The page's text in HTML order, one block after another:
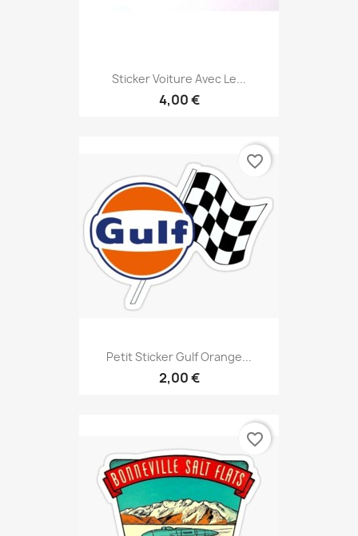
Sticker Voiture Avec Le...
4,00 €
Petit Sticker Gulf Orange...
2,00 €
favorite_border
favorite_border